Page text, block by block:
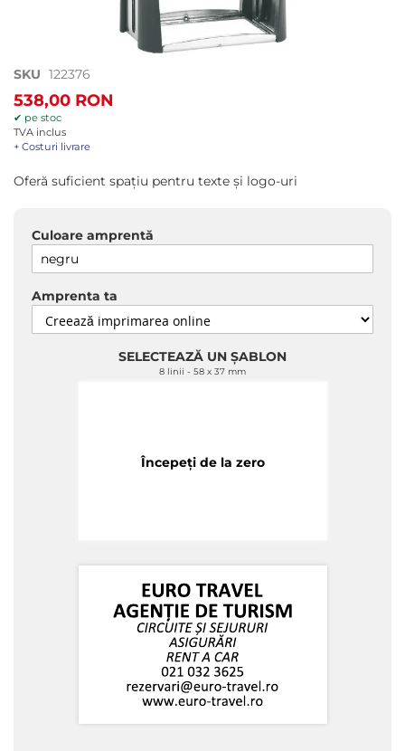
Treci
la
începutul
galeriei
de
SKU 122376
538,00 RON
✔ pe stoc
TVA inclus
+ Costuri livrare
Oferă suficient spaţiu pentru texte şi logo-uri
Culoare amprentă
Amprenta ta
SELECTEAZĂ UN ȘABLON
8 linii 58 x 37 mm
Începeți de la zero